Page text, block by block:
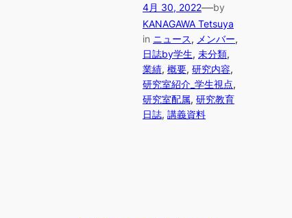
4月 30, 2022—by
KANAGAWA Tetsuya
in ニュース, メンバー
日誌by学生, 未分類
業績, 概要, 研究内容
研究室紹介_学生視点
研究室配属, 研究教育
日誌, 講義資料